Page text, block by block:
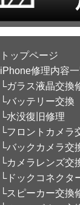
トップページ
iPhone修理内容
└ガラス液晶交換
└バッテリー交換
└水没復旧修理
└フロントカメラ
└バックカメラ交
└カメラレンズ交
└ドックコネクタ
└スピーカー交換